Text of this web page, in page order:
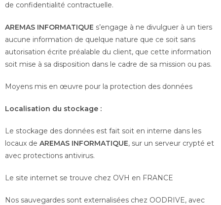
de confidentialité contractuelle.
AREMAS INFORMATIQUE s’engage à ne divulguer à un tiers
aucune information de quelque nature que ce soit sans
autorisation écrite préalable du client, que cette information
soit mise à sa disposition dans le cadre de sa mission ou pas.
Moyens mis en œuvre pour la protection des données
Localisation du stockage :
Le stockage des données est fait soit en interne dans les
locaux de AREMAS INFORMATIQUE, sur un serveur crypté et
avec protections antivirus.
Le site internet se trouve chez OVH en FRANCE
Nos sauvegardes sont externalisées chez OODRIVE, avec